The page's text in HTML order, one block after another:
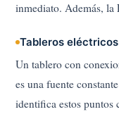
inmediato. Además, la
Tableros
Un tablero con
es una fuente
identifica estos